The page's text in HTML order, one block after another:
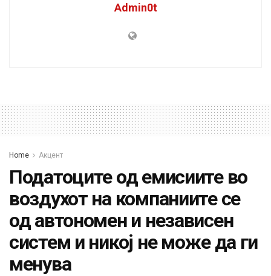
Admin0t
Home Акцент
Податоците од емисиите во
воздухот на компаниите се
од автономен и независен
систем и никој не може да ги
менува